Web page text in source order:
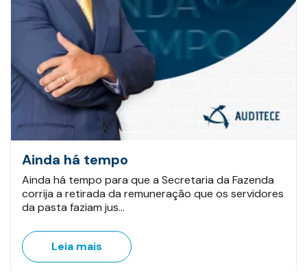
Ainda há tempo
Ainda há tempo para que a Secretaria da Fazenda
corrija a retirada da remuneração que os servidores
da pasta faziam jus…
Leia mais